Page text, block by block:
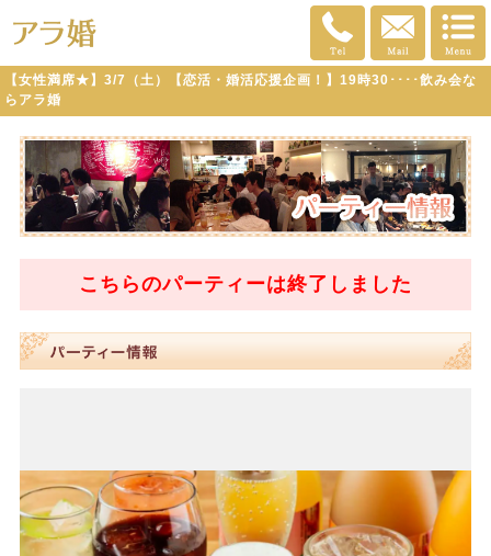
【女性満席★】3/7（土）【恋活・婚活応援企画！】19時30････飲み会な
らアラ婚
こちらのパーティーは終了 しました